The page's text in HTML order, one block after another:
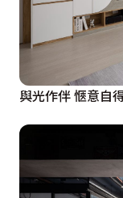
與光作伴 愜意